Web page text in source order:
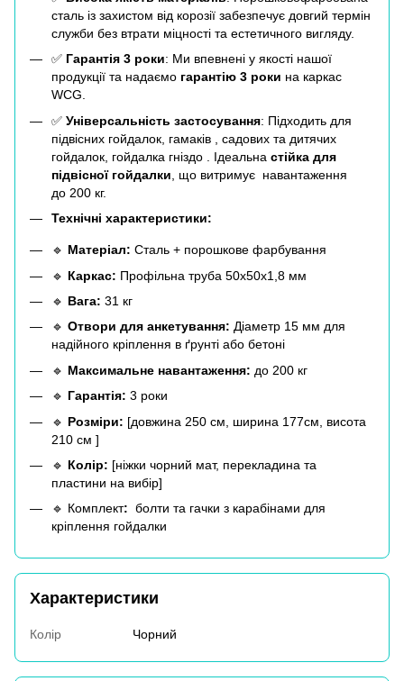
сталь із захистом від корозії забезпечує довгий термін
служби без втрати міцності та естетичного вигляду.
✅ Гарантія 3 роки: Ми впевнені у якості нашої
продукції та надаємо гарантію 3 роки на каркас
WCG.
✅ Універсальність застосування: Підходить для
підвісних гойдалок, гамаків , садових та дитячих
гойдалок, гойдалка гніздо . Ідеальна стійка для
підвісної гойдалки , що витримує навантаження
до 200 кг.
Технічні характеристики:
🔹 Матеріал: Сталь + порошкове фарбування
🔹 Каркас: Профільна труба 50х50х1,8 мм
🔹 Вага: 31 кг
🔹 Отвори для анкетування: Діаметр 15 мм для
надійного кріплення в ґрунті або бетоні
🔹 Максимальне навантаження: до 200 кг
🔹 Гарантія: 3 роки
🔹 Розміри: [довжина 250 см, ширина 177см, висота
210 см ]
🔹 Колір: [ніжки чорний мат, перекладина та
пластини на вибір]
🔹 Комплект: болти та гачки з карабінами для
кріплення гойдалки
Характеристики
Колір Чорний